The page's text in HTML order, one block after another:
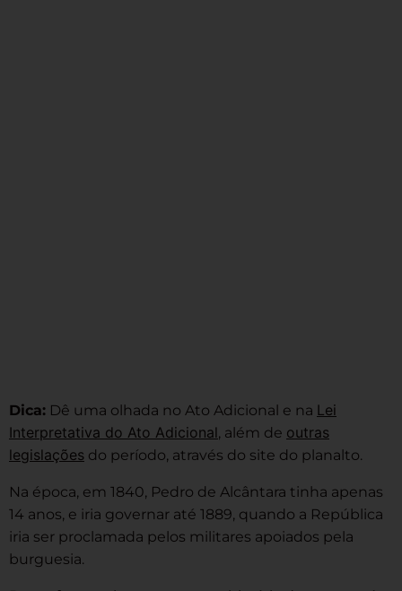
Dica: Dê uma olhada no Ato Adicional e na Lei
Interpretativa do Ato Adicional, além de outras
legislações do período, através do site do planalto.
Na época, em 1840, Pedro de Alcântara tinha apenas
14 anos, e iria governar até 1889, quando a República
iria ser proclamada pelos militares apoiados pela
burguesia.